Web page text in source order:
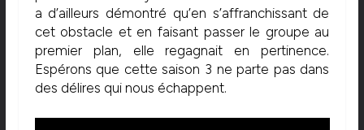
a d’ailleurs démontré qu’en s’affranchissant de
cet obstacle et en faisant passer le groupe au
premier plan, elle regagnait en pertinence.
Espérons que cette saison 3 ne parte pas dans
des délires qui nous échappent.